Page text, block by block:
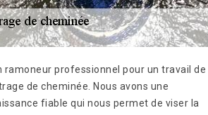
ramoneur professionnel pour un travail de
de cheminée. Nous avons une
fiable qui nous permet de viser la